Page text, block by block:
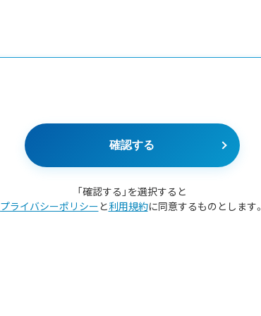
確認する
「確認する」を選択すると
プライバシーポリシーと利用規約に同意するものとします。